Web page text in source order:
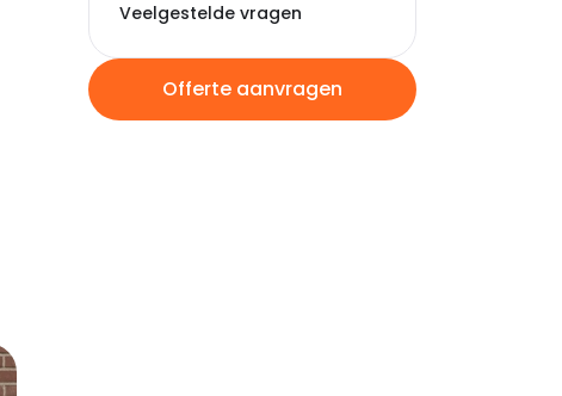
Veelgestelde vragen
Offerte aanvragen